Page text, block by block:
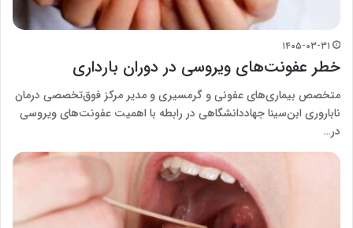
۱۴۰۵-۰۳-۳۱
خطر عفونت‌های ویروسی در دوران بارداری
متخصص بیماری‌های عفونی و گرمسیری و مدیر مرکز فوق‌تخصصی درمان
ناباروری ابن‌سینا جهاددانشگاهی در رابطه با اهمیت عفونت‌های ویروسی
در…